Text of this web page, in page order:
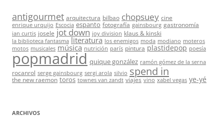
antigourmet arquitectura bilbao chopsuey cine
enrique urquijo Escocia espanto fotografía gainsbourg gastronomía
ian curtis josele jot down joy division klaus & kinski
la biblioteca fantasma literatura los enemigos moda modiano moteros
motos musicales música nutrición parís pintura plastidepop poesía
popmadrid quique gonzález ramón gómez de la serna
rocanrol serge gainsbourg sergi arola silvio spend in
the new raemon toros townes van zandt viajes vino xabel vegas ye-yé
ARCHIVOS